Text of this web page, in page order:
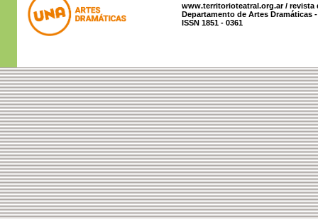
www.territorioteatral.org.ar /
Departamento de Artes Dramáticas
ISSN 1851 - 0361